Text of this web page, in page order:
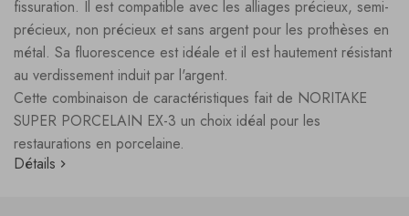
fissuration. Il est compatible avec les alliages précieux, semi-
précieux, non précieux et sans argent pour les prothèses en
métal. Sa fluorescence est idéale et il est hautement résistant
au verdissement induit par l'argent.
Cette combinaison de caractéristiques fait de NORITAKE
SUPER PORCELAIN EX-3 un choix idéal pour les
restaurations en porcelaine.
Détails